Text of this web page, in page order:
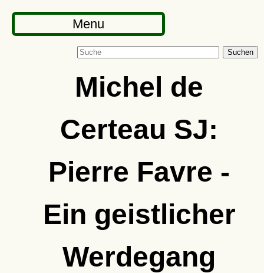
Menu
Suchen
Michel de
Certeau SJ:
Pierre Favre -
Ein geistlicher
Werdegang